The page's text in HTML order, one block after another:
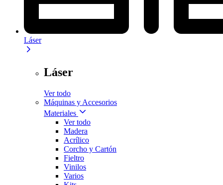
Láser
Láser
Ver todo
Máquinas y Accesorios
Materiales
Ver todo
Madera
Acrílico
Corcho y Cartón
Fieltro
Vinilos
Varios